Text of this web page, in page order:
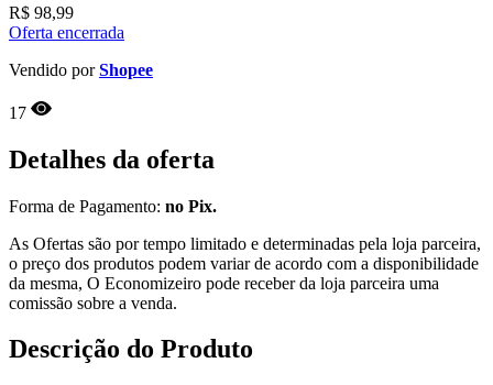
R$ 98,99
Oferta encerrada
Vendido porShopee
17
Detalhes da oferta
Forma de Pagamento: no Pix.
As Ofertas são por tempo limitado e determinadas pela loja parceira,
o preço dos produtos podem variar de acordo com a disponibilidade
da mesma, O Economizeiro pode receber da loja parceira uma
comissão sobre a venda.
Descrição do Produto